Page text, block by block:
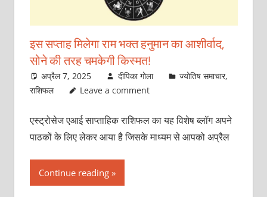
इस सप्ताह मिलेगा राम भक्त हनुमान का आशीर्वाद,
सोने की तरह चमकेगी किस्मत!
अप्रैल 7, 2025 दीपिका गोला ज्योतिष समाचार,
राशिफल
Leave a comment
एस्ट्रोसेज एआई साप्ताहिक राशिफल का यह विशेष ब्लॉग अपने
पाठकों के लिए लेकर आया है जिसके माध्यम से आपको अप्रैल
Continue reading